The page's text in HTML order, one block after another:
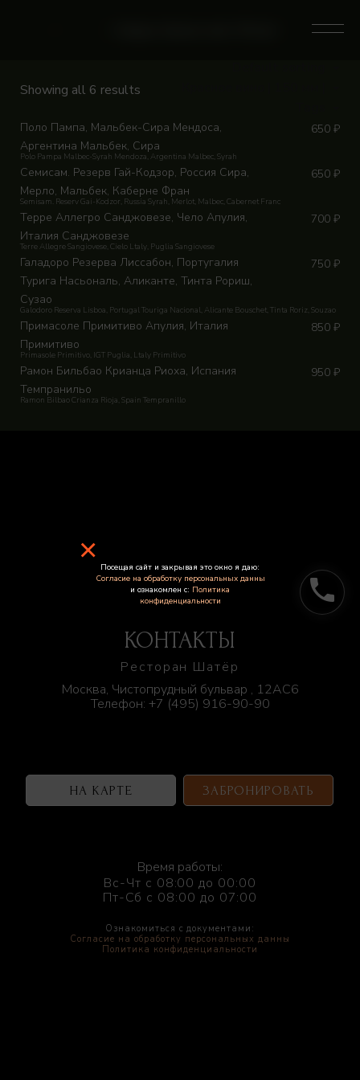
phone
Showing all 6 results
Поло Пампа, Мальбек-Сира Мендоса,
Аргентина Мальбек, Сира
650 ₽
Polo Pampa Malbec-Syrah Mendoza, Argentina Malbec, Syrah
Семисам. Резерв Гай-Кодзор, Россия Сира,
Мерло, Мальбек, Каберне Фран
650 ₽
Semisam. Rеserv Gai-Kodzor, Russia Syrah, Merlot, Malbec, Cabernet Franc
Терре Аллегро Санджовезе, Чело Апулия,
Италия Санджовезе
700 ₽
Terre Allegre Sangiovese, Cielo Ltaly, Puglia Sangiovese
Галадоро Резерва Лиссабон, Португалия
Турига Насьональ, Аликанте, Тинта Рориш,
Сузао
750 ₽
Galodoro Reserva Lisboa, Portugal Touriga Nacional, Alicante Bouschet, Tinta Roriz, Souzao
Примасоле Примитиво Апулия, Италия
Примитиво
850 ₽
Primasole Primitivo, IGТ Puglia, Ltaly Primitivo
Рамон Бильбао Крианца Риоха, Испания
Темпранильо
950 ₽
Ramon Bilbao Crianza Rioja, Spain Tempranillo
НА КАРТЕ ЗАБРОНИРОВАТЬ
КОНТАКТЫ
Ресторан Шатёр
Москва, Чистопрудный бульвар , 12АС6
Телефон: +7 (495) 916-90-90
Время работы:
Вс-Чт с 08:00 до 00:00
Пт-Сб с 08:00 до 07:00
Ознакомиться с документами:
Согласие на обработку персональных данны
Политика конфиденциальности
Посещая сайт и закрывая это окно я даю:
Согласие на обработку персональных данны
и ознакомлен с: Политика
конфиденциальности
×